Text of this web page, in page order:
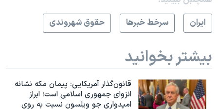
ايران
سرخط خبرها حقوق شهروندی
بیشتر بخوانید
قانون‌گذار آمریکایی: پیمان مکه نشانه
انزوای جمهوری اسلامی است؛ ابراز
امیدواری جو ویلسون نسبت به روی